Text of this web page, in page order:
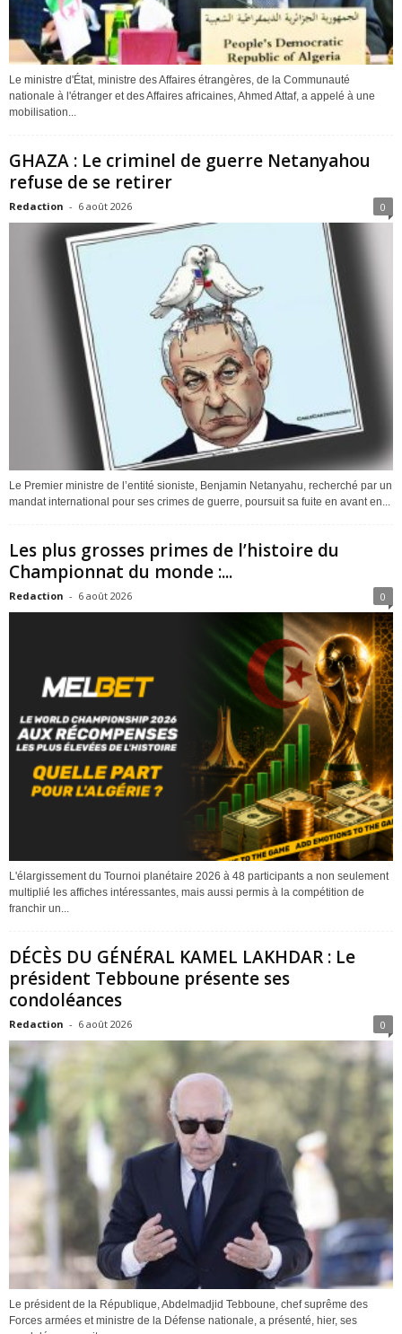
Le ministre d'État, ministre des Affaires étrangères, de la Communauté
nationale à l'étranger et des Affaires africaines, Ahmed Attaf, a appelé à une
mobilisation...
GHAZA : Le criminel de guerre Netanyahou
refuse de se retirer
Redaction - 6 août 2026 0
Le Premier ministre de l’entité sioniste, Benjamin Netanyahu, recherché par un
mandat international pour ses crimes de guerre, poursuit sa fuite en avant en...
Les plus grosses primes de l’histoire du
Championnat du monde :...
Redaction - 6 août 2026 0
L'élargissement du Tournoi planétaire 2026 à 48 participants a non seulement
multiplié les affiches intéressantes, mais aussi permis à la compétition de
franchir un...
DÉCÈS DU GÉNÉRAL KAMEL LAKHDAR : Le
président Tebboune présente ses
condoléances
Redaction - 6 août 2026 0
Le président de la République, Abdelmadjid Tebboune, chef suprême des
Forces armées et ministre de la Défense nationale, a présenté, hier, ses